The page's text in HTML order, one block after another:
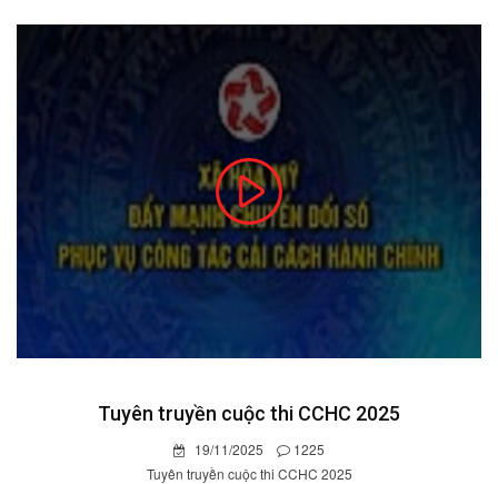
Tuyên truyền cuộc thi CCHC 2025
19/11/2025
1225
Tuyên truyền cuộc thi CCHC 2025